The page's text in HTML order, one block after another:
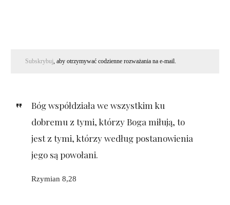
Subskrybuj , aby otrzymywać codzienne rozważania na e-mail.
Bóg współdziała we wszystkim ku
dobremu z tymi, którzy Boga miłują, to
jest z tymi, którzy według postanowienia
jego są powołani.
Rzymian 8,28